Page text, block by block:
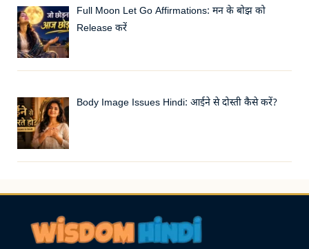
Full Moon Let Go Affirmations: मन के बोझ को
Release करें
Body Image Issues Hindi: आईने से दोस्ती कैसे करें?